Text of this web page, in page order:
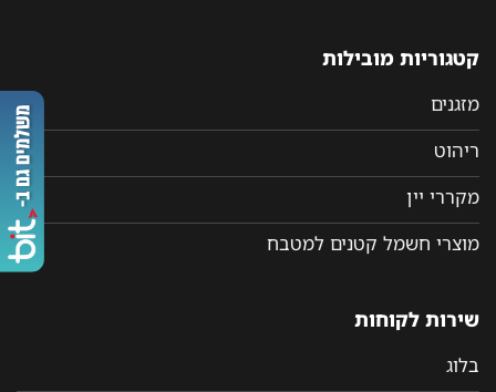
קטגוריות מובילות
מזגנים
ריהוט
מקררי יין
מוצרי חשמל קטנים למטבח
שירות לקוחות
בלוג